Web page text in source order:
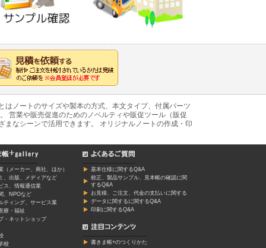
ノートのサイズや製本の方式、本文タイプ、付属パーツ
営業や販売促進のためのノベルティや販促ツール（販促
なシーンで活用できます。 オリジナルノートの作成・印
（メーカー、商社、ほか）
、出版、メディアなど
ス、情報通信業
、NPOなど
ティング、サービス業
療・福祉
・ネットショップ
校
基本仕様に関するQ&A
校正、製品サンプル、見本帳の確認に関
するQ&A
お見積、ご注文、代金の支払いに関する
データに関するに関するQ&A
印刷に関するQ&A
書きま帳+のつくりかた